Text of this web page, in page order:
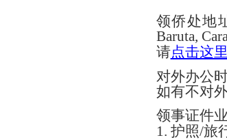
领侨处地
Baruta,
请点击这里
对外办公
如有不对
领事证件
1. 护照/旅